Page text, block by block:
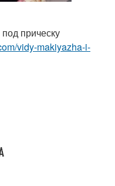
прическу
vidy-makiyazha-i-